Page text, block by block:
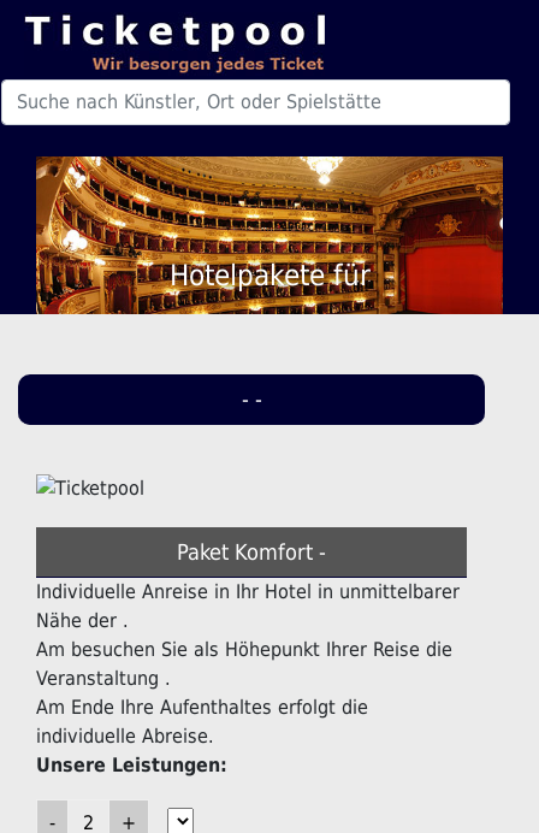
Hotelpakete für
- -
Paket Komfort -
Individuelle Anreise in Ihr Hotel in unmittelbarer
Nähe der .
Am besuchen Sie als Höhepunkt Ihrer Reise die
Veranstaltung .
Am Ende Ihre Aufenthaltes erfolgt die
individuelle Abreise.
Unsere Leistungen: